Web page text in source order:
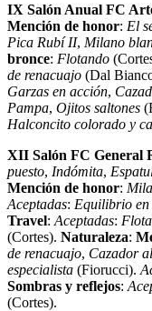
IX Salón Anual FC
Mención de honor: El
Pica Rubí II, Milano
bronce: Flotando
de renacuajo (Dal
Garzas en acción,
Pampa, Ojitos saltones
Halconcito colorado y
XII Salón FC General
puesto, Indómita,
Mención de honor:
Aceptadas: Equilibrio
Travel: Aceptadas:
(Cortes). Naturaleza:
de renacuajo, Cazador
especialista (Fiorucci).
Sombras y reflejos:
(Cortes).